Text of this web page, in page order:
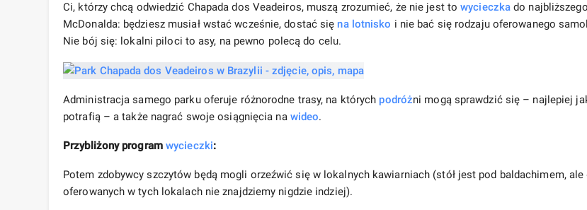
Ci, którzy chcą odwiedzić Chapada dos Veadeiros, muszą zrozumieć, że nie jest towycieczka do najbliższego
McDonalda: będziesz musiał wstać wcześnie, dostać się na lotnisko i nie bać się rodzaju oferowanego
Nie bój się: lokalni piloci to asy, na pewno polecą do celu.
Administracja samego parku oferuje różnorodne trasy, na których podróżni mogą sprawdzić się – najlepiej
potrafią – a także nagrać swoje osiągnięcia na wideo.
Przybliżony program wycieczki:
Potem zdobywcy szczytów będą mogli orzeźwić się w lokalnych kawiarniach (stół jest pod baldachimem, ale
oferowanych w tych lokalach nie znajdziemy nigdzie indziej).